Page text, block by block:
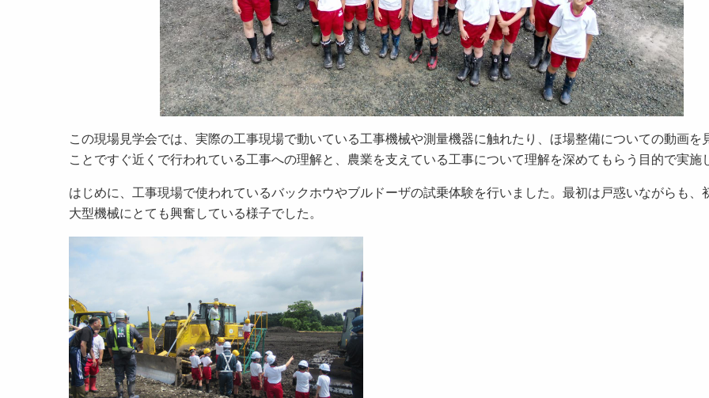
この現場見学会では、実際の工事現場で動いている工事機械や測量機器に触れたり、ほ場整備についての動画を
ことですぐ近くで行われている工事への理解と、農業を支えている工事について理解を深めてもらう目的で実施
はじめに、工事現場で使われているバックホウやブルドーザの試乗体験を行いました。最初は戸惑いながらも、
大型機械にとても興奮している様子でした。